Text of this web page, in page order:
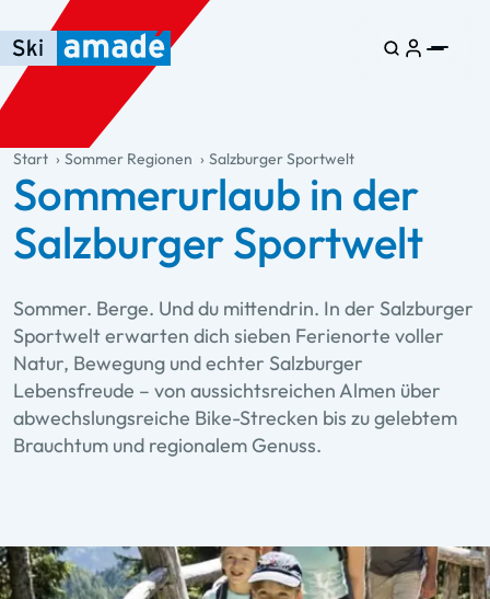
Zum Haupt-Inhalt springen
Springe zur Tabelle
Zur Haupt-Navigation springen
general.table-of-content
Start Sommer Regionen Salzburger Sportwelt
Sommerurlaub in der
Salzburger Sportwelt
Sommer. Berge. Und du mittendrin. In der Salzburger
Sportwelt erwarten dich sieben Ferienorte voller
Natur, Bewegung und echter Salzburger
Lebensfreude – von aussichtsreichen Almen über
abwechslungsreiche Bike-Strecken bis zu gelebtem
Brauchtum und regionalem Genuss.